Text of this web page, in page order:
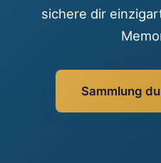
sichere dir
Sammlung